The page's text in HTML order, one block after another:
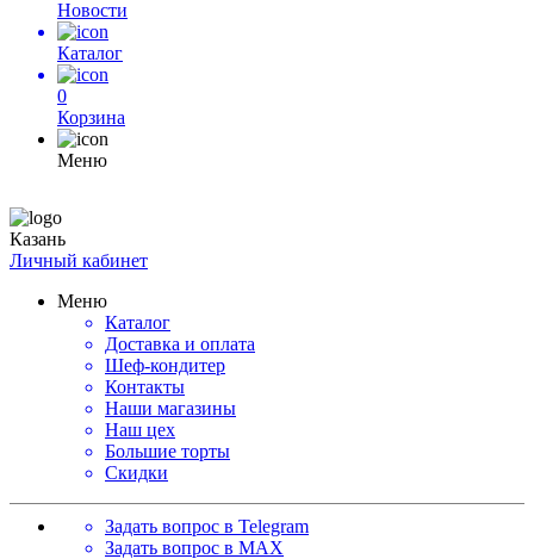
Новости
Каталог
0
Корзина
Меню
Казань
Личный кабинет
Меню
Каталог
Доставка и оплата
Шеф-кондитер
Контакты
Наши магазины
Наш цех
Большие торты
Скидки
Задать вопрос в Telegram
Задать вопрос в MAX